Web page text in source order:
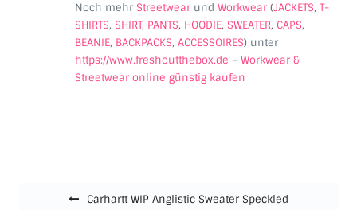
Noch mehr Streetwearund Workwear(JACKETS, T-
SHIRTS, SHIRT, PANTS, HOODIE, SWEATER, CAPS,
BEANIE, BACKPACKS, ACCESSOIRES) unter
https://www.freshoutthebox.de – Workwear &
Streetwear online günstig kaufen
Carhartt WIP Anglistic Sweater Speckled